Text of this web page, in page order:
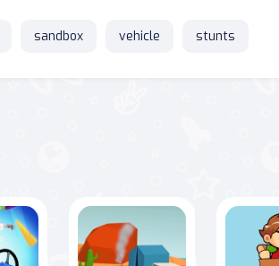
sandbox vehicle stunts